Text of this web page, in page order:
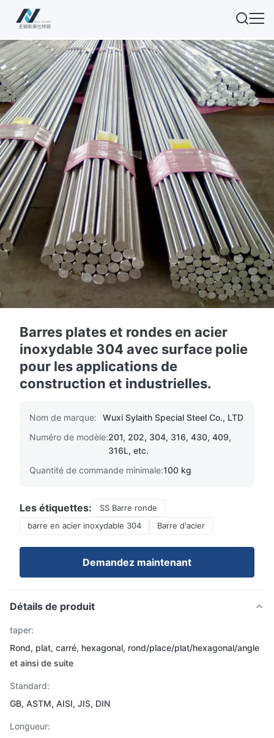
Barres plates et rondes en acier
inoxydable 304 avec surface polie
pour les applications de
construction et industrielles.
Nom de marque:
Wuxi Sylaith Special Steel Co., LTD
Numéro de modèle:201, 202, 304, 316, 430, 409,
316L, etc.
Quantité de commande minimale:100 kg
Les étiquettes:
SS Barre ronde
barre en acier inoxydable 304
Barre d'acier
Demandez maintenant
Détails de produit
taper:
Rond, plat, carré, hexagonal, rond/place/plat/hexagonal/angle
et ainsi de suite
Standard:
GB, ASTM, AISI, JIS, DIN
Longueur: